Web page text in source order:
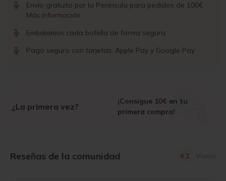
Envío gratuito por la Península para pedidos de 100€
Más información
Embalamos cada botella de forma segura
Pago seguro con tarjetas, Apple Pay y Google Pay
¿La primera vez?
¡Consigue 10€ en tu
primera compra!
Reseñas de la comunidad 4.1 Vivino